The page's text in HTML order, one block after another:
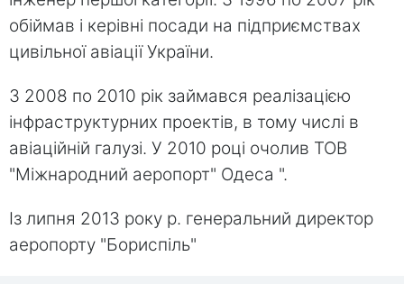
обіймав і керівні посади на підприємствах
цивільної авіації України.
З 2008 по 2010 рік займався реалізацією
інфраструктурних проектів, в тому числі в
авіаційній галузі. У 2010 році очолив ТОВ
"Міжнародний аеропорт" Одеса ".
Із липня 2013 року р. генеральний директор
аеропорту "Бориспіль"